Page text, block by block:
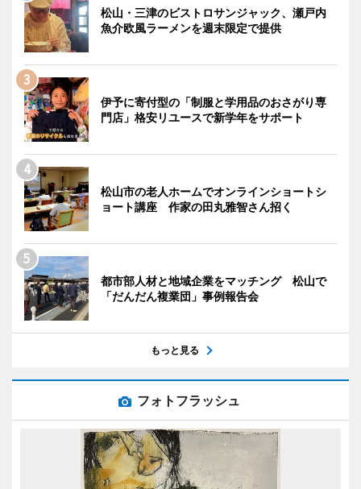
松山・三津のビストロサンジャック、瀬戸内
魚介欧風ラーメンを週末限定で提供
伊予に寄付型の「制服と学用品のおさがり専
門店」格安リユースで新学年をサポート
松山市の老人ホームでオンラインショートシ
ョート講座 作家の田丸雅智さん招く
都市部人材と地域企業をマッチング 松山で
「だんだん複業団」事例報告会
もっと見る
フォトフラッシュ